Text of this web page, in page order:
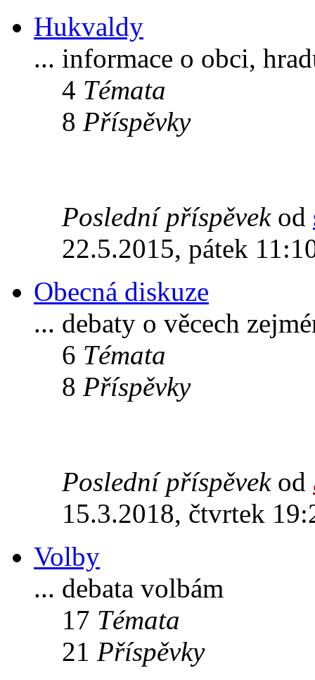
Hukvaldy
... informace o obci,
4 Témata
8 Příspěvky
Poslední příspěvekod
22.5.2015, pátek
Obecná diskuze
... debaty o věcech
6 Témata
8 Příspěvky
Poslední příspěvekod
15.3.2018, čtvrtek
Volby
... debata volbám
17 Témata
21 Příspěvky